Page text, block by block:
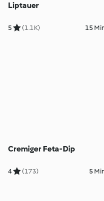
Liptauer
5 (1.1K) 15
Cremiger Feta-Dip
4 (173) 5